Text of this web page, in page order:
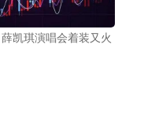
凯琪演唱会着装又火